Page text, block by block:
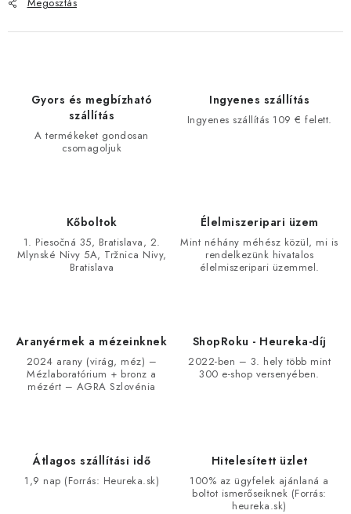
Gyors és megbízható
szállítás
A termékeket gondosan
csomagoljuk
Ingyenes szállítás
Ingyenes szállítás 109 € felett.
Kőboltok
1. Piesočná 35, Bratislava, 2.
Mlynské Nivy 5A, Tržnica Nivy,
Bratislava
Élelmiszeripari üzem
Mint néhány méhész közül, mi is
rendelkezünk hivatalos
élelmiszeripari üzemmel.
Aranyérmek a mézeinknek
2024 arany (virág, méz) –
Mézlaboratórium + bronz a
mézért – AGRA Szlovénia
ShopRoku - Heureka-díj
2022-ben – 3. hely több mint
300 e-shop versenyében.
Átlagos szállítási idő
1,9 nap (Forrás: Heureka.sk)
Hitelesített üzlet
100% az ügyfelek ajánlaná a
boltot ismerőseiknek (Forrás:
heureka.sk)